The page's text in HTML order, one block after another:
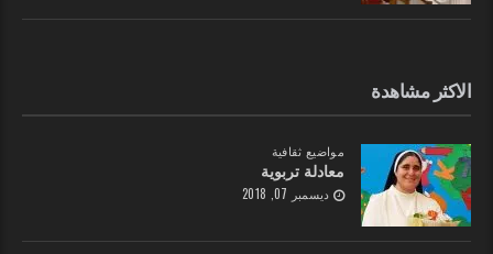
الاكثر مشاهدة
مواضيع ثقافية
معادلة تربوية
ديسمبر 07, 2018